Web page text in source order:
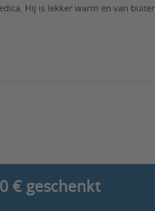
Hij is lekker warm en van
€ geschenkt